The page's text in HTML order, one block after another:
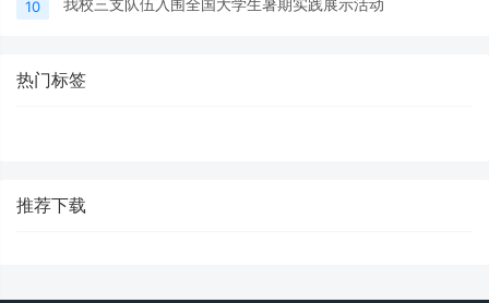
10 我校三支队伍入围全国大学生暑期实践展示活动
热门标签
推荐下载